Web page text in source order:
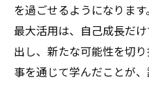
を過ごせるようになりま
最大活用は、自己成長だ
出し、新たな可能性を切
事を通じて学んだことが